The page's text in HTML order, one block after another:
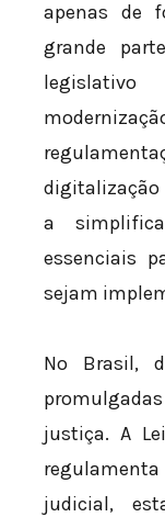
apenas de
grande
digitalização
a
essenciais
sejam
No Brasil,
justiça. A
judicial,